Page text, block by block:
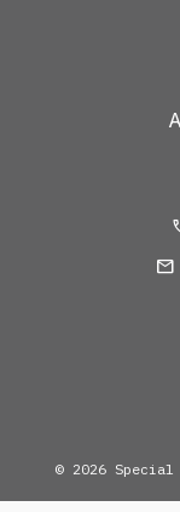
© 2026